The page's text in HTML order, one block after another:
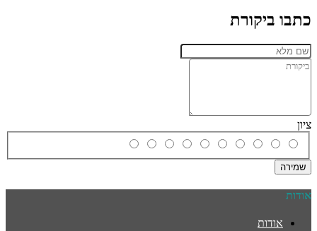
כתבו ביקורת
ציון
שמירה
אודות
אודות